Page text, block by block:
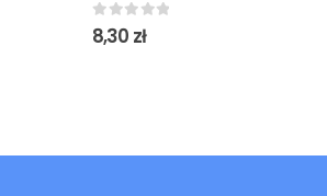
0out of 5
8,30 zł